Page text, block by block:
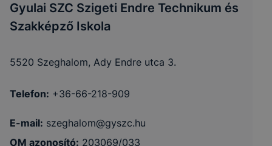
Gyulai SZC Szigeti Endre Technikum és
Szakképző Iskola
5520 Szeghalom, Ady Endre utca 3.
Telefon: +36-66-218-909
E-mail: szeghalom@gyszc.hu
OM azonosító: 203069/033